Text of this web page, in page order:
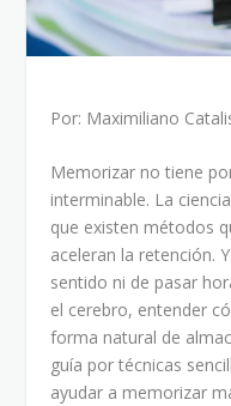
Por: Maximiliano
Memorizar no tiene
interminable. La
que existen métodos
aceleran la retención.
sentido ni de pasar
el cerebro, entender
forma natural de
guía por técnicas
ayudar a memorizar